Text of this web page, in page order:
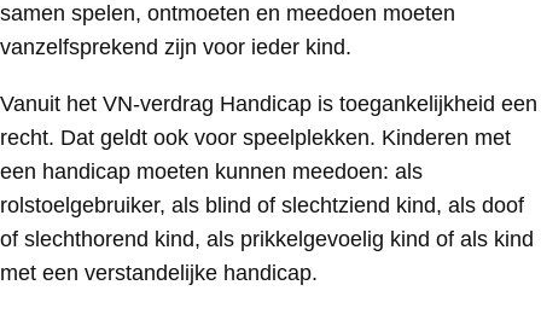
samen spelen, ontmoeten en meedoen moeten
vanzelfsprekend zijn voor ieder kind.
Vanuit het VN-verdrag Handicap is toegankelijkheid een
recht. Dat geldt ook voor speelplekken. Kinderen met
een handicap moeten kunnen meedoen: als
rolstoelgebruiker, als blind of slechtziend kind, als doof
of slechthorend kind, als prikkelgevoelig kind of als kind
met een verstandelijke handicap.